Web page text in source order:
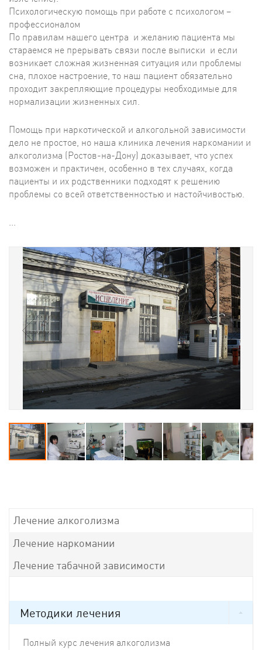
Психологическую помощь при работе с психологом –
профессионалом
По правилам нашего центра и желанию пациента мы
стараемся не прерывать связи после выписки и если
возникает сложная жизненная ситуация или проблемы
сна, плохое настроение, то наш пациент обязательно
проходит закрепляющие процедуры необходимые для
нормализации жизненных сил.
Помощь при наркотической и алкогольной зависимости
дело не простое, но наша клиника лечения наркомании и
алкоголизма (Ростов-на-Дону) доказывает, что успех
возможен и практичен, особенно в тех случаях, когда
пациенты и их родственники подходят к решению
проблемы со всей ответственностью и настойчивостью.
...
Лечение алкоголизма
Лечение наркомании
Лечение табачной зависимости
Методики лечения
Полный курс лечения алкоголизма